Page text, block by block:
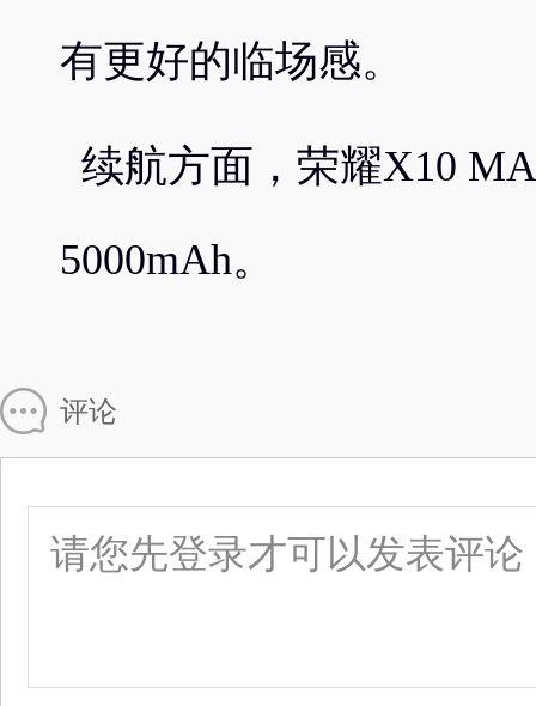
有更好的临场感。
续航方面，荣耀X10
5000mAh。
评论